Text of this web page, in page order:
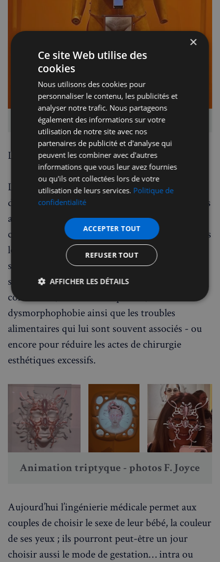
Pi(x)el de Filip Ćustić - photo F Joyce
Le corps et l’écran ne font plus qu’un.
L'exposition s'appuie aussi sur les toutes
dernières technologies biomédicales qui ont mis
au point des “neuro chips” à implanter dans le
cerveau pour permettre à l’individu de voir dans
le miroir non pas la réalité, mais l’image qu’il
souhaiterait voir de lui-même. Une manière
semi-scientifique, semi artistique pour
combattre (dans un futur proche) la
dysmorphophobie ainsi que les troubles
alimentaires qui lui sont souvent associés - ou
encore pour réduire les actes de chirurgie
esthétiques excessifs.
Animation triptyque - photos F. Joyce
Aujourd’hui l’ingénierie médicale permet aux
couples de choisir le sexe de leur bébé, la couleur
de ses yeux ; ils pourront peut-être un jour
choisir aussi le mode de gestation… intra ou
×
Ce site Web utilise des
cookies
Nous utilisons des cookies pour
personnaliser le contenu, les publicités et
analyser notre trafic. Nous partageons
également des informations sur votre
utilisation de notre site avec nos
partenaires de publicité et d'analyse qui
peuvent les combiner avec d'autres
informations que vous leur avez fournies
ou qu'ils ont collectées lors de votre
utilisation de leurs services. Politique de
confidentialité
ACCEPTER TOUT
REFUSER TOUT
AFFICHER LES DÉTAILS
Strictement
nécessaires
Performance Ciblage
Fonctionnalité
Strictement nécessaires
Performance
Fonctionnalité
Les cookies strictement nécessaires habilitent des
connexion des utilisateurs et la gestion des comptes.
Le site Web ne peut pas être utilisé correctement
Domaine
_px3
Wix.com, Inc.
.stripecdn.com
5 minutes
27